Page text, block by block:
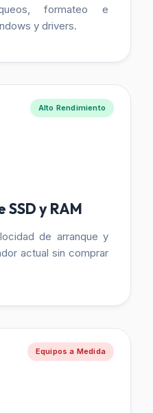
formateo e
y drivers.
Alto Rendimiento
y RAM
de arranque y
actual sin comprar
Equipos a Medida